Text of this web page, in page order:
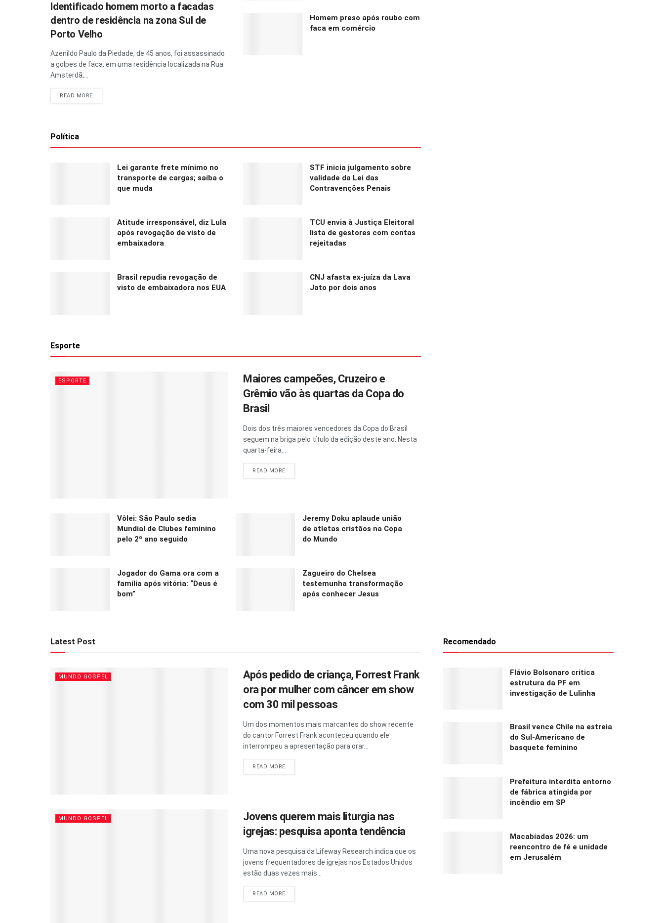
Identificado homem morto a facadas
dentro de residência na zona Sul de
Porto Velho
Azenildo Paulo da Piedade, de 45 anos, foi assassinado
a golpes de faca, em uma residência localizada na Rua
Amsterdã,...
READ MORE
Homem preso após roubo com
faca em comércio
Política
Lei garante frete mínimo no
transporte de cargas; saiba o
que muda
STF inicia julgamento sobre
validade da Lei das
Contravenções Penais
Atitude irresponsável, diz Lula
após revogação de visto de
embaixadora
TCU envia à Justiça Eleitoral
lista de gestores com contas
rejeitadas
Brasil repudia revogação de
visto de embaixadora nos EUA
CNJ afasta ex-juíza da Lava
Jato por dois anos
Esporte
ESPORTE
Maiores campeões, Cruzeiro e
Grêmio vão às quartas da Copa do
Brasil
Dois dos três maiores vencedores da Copa do Brasil
seguem na briga pelo título da edição deste ano. Nesta
quarta-feira...
READ MORE
Vôlei: São Paulo sedia
Mundial de Clubes feminino
pelo 2º ano seguido
Jeremy Doku aplaude união
de atletas cristãos na Copa
do Mundo
Jogador do Gama ora com a
família após vitória: “Deus é
bom”
Zagueiro do Chelsea
testemunha transformação
após conhecer Jesus
Latest Post
MUNDO GOSPEL
Após pedido de criança, Forrest Frank
ora por mulher com câncer em show
com 30 mil pessoas
Um dos momentos mais marcantes do show recente
do cantor Forrest Frank aconteceu quando ele
interrompeu a apresentação para orar...
READ MORE
MUNDO GOSPEL
Jovens querem mais liturgia nas
igrejas: pesquisa aponta tendência
Uma nova pesquisa da Lifeway Research indica que os
jovens frequentadores de igrejas nos Estados Unidos
estão duas vezes mais...
READ MORE
Recomendado
Flávio Bolsonaro critica
estrutura da PF em
investigação de Lulinha
Brasil vence Chile na estreia
do Sul-Americano de
basquete feminino
Prefeitura interdita entorno
de fábrica atingida por
incêndio em SP
Macabíadas 2026: um
reencontro de fé e unidade
em Jerusalém